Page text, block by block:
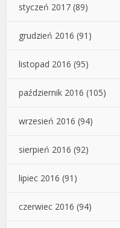
styczeń 2017 (89)
grudzień 2016 (91)
listopad 2016 (95)
październik 2016 (105)
wrzesień 2016 (94)
sierpień 2016 (92)
lipiec 2016 (91)
czerwiec 2016 (94)